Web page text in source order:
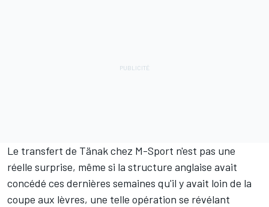
Le transfert de Tänak chez M-Sport n'est pas une
réelle surprise, même si la structure anglaise avait
concédé ces dernières semaines qu'il y avait loin de la
coupe aux lèvres, une telle opération se révélant